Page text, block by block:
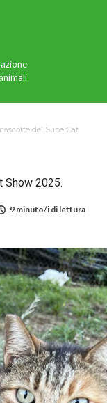
del SuperCat
Show 2025.
9 minuto/i di lettura